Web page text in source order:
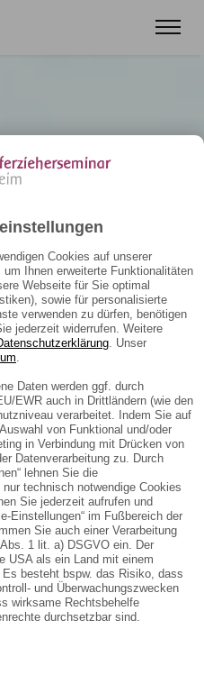
Cookies auf unserer
Ihnen erweiterte Funktionalitäten
Webseite für Sie optimal
sowie für personalisierte
verwenden zu dürfen, benötigen
jederzeit widerrufen. Weitere
. Unser
.
Daten werden ggf. durch
EWR auch in Drittländern (wie den
verarbeitet. Indem Sie auf
von Funktional und/oder
in Verbindung mit Drücken von
Datenverarbeitung zu. Durch
lehnen Sie die
technisch notwendige Cookies
Sie jederzeit aufrufen und
Einstellungen“ im Fußbereich der
Sie auch einer Verarbeitung
1 lit. a) DSGVO ein. Der
USA als ein Land mit einem
besteht bspw. das Risiko, dass
und Überwachungszwecken
wirksame Rechtsbehelfe
durchsetzbar sind.